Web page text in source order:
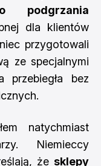
podgrzania
dla klientów
przygotowali
ze specjalnymi
bez
natychmiast
Niemieccy
że sklepy